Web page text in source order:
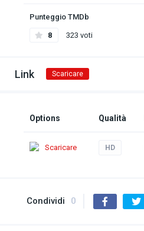
Punteggio TMDb
8 323 voti
Link Scaricare
Options Qualità
Scaricare HD
Condividi 0